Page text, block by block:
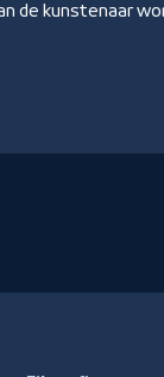
de kunstenaar